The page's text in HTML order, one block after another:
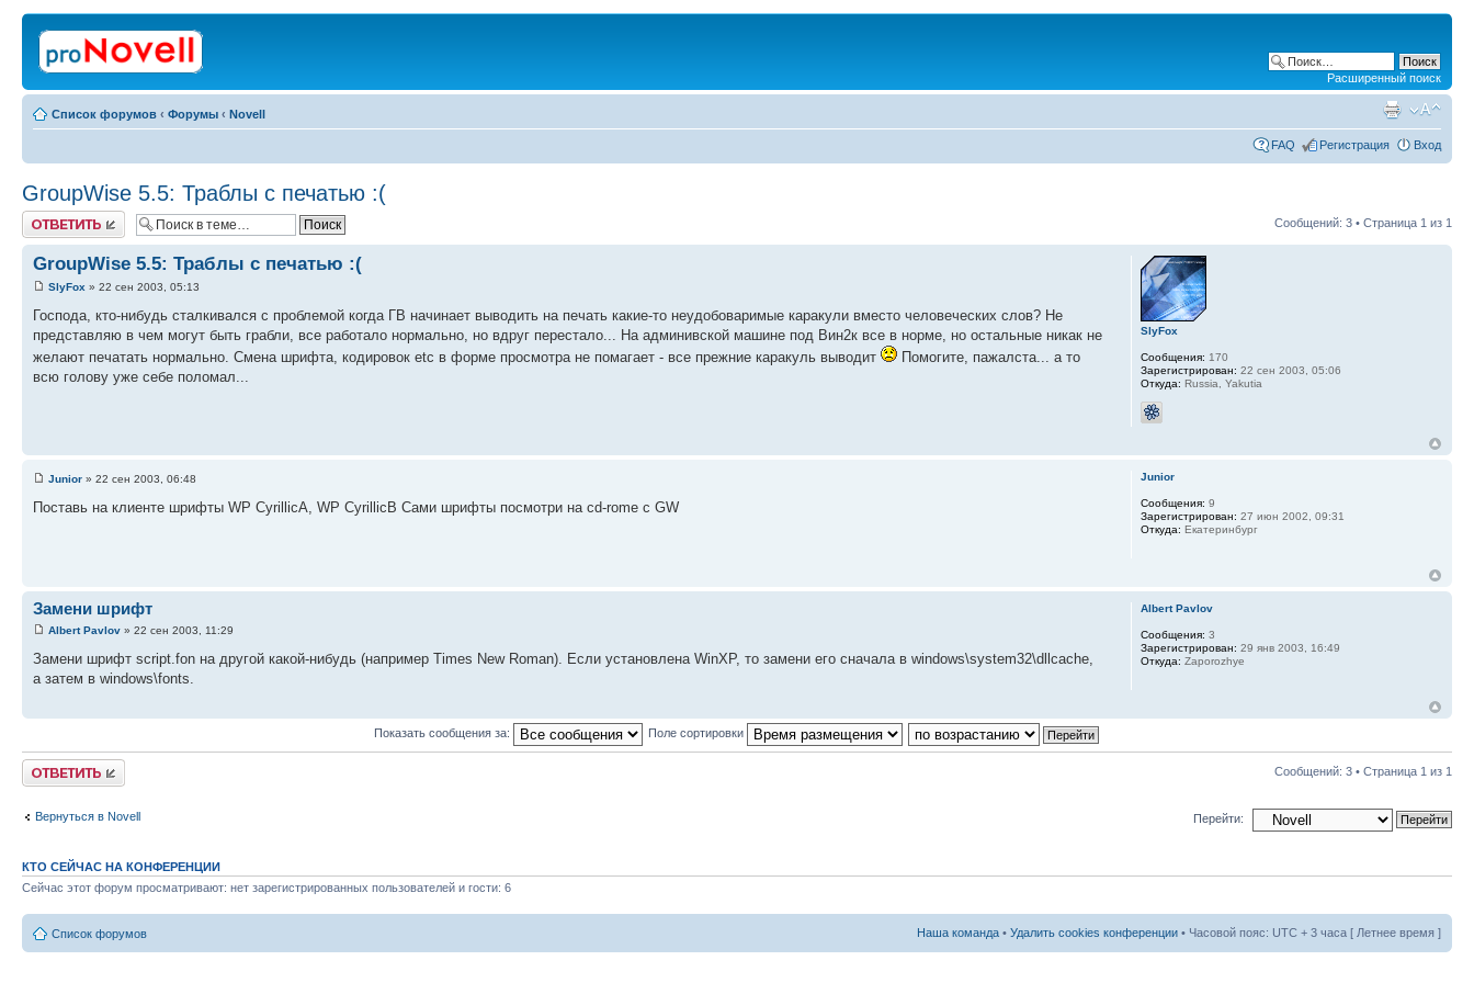
Расширенный поиск
Список форумов ‹ Форумы ‹ Novell
FAQ Регистрация Вход
GroupWise 5.5: Траблы с печатью :(
Ответить Сообщений: 3 • Страница 1 из 1
GroupWise 5.5: Траблы с печатью :(
SlyFox » 22 сен 2003, 05:13
Господа, кто-нибудь сталкивался с проблемой когда ГВ начинает выводить на печать какие-то неудобоваримые каракули вместо человеческих слов? Не
представляю в чем могут быть грабли, все работало нормально, но вдруг перестало... На админивской машине под Вин2к все в норме, но остальные никак не
желают печатать нормально. Смена шрифта, кодировок etc в форме просмотра не помагает - все прежние каракуль выводит
Помогите, пажалста... а то
всю голову уже себе поломал...
SlyFox
Сообщения: 170
Зарегистрирован: 22 сен 2003, 05:06
Откуда: Russia, Yakutia
Junior » 22 сен 2003, 06:48
Поставь на клиенте шрифты WP CyrillicA, WP CyrillicB Сами шрифты посмотри на cd-rome с GW
Junior
Сообщения: 9
Зарегистрирован: 27 июн 2002, 09:31
Откуда: Екатеринбург
Замени шрифт
Albert Pavlov » 22 сен 2003, 11:29
Замени шрифт script.fon на другой какой-нибудь (например Times New Roman). Если установлена WinXP, то замени его сначала в windows\system32\dllcache,
а затем в windows\fonts.
Albert Pavlov
Сообщения: 3
Зарегистрирован: 29 янв 2003, 16:49
Откуда: Zaporozhye
Показать сообщения за: Поле сортировки
Ответить Сообщений: 3 • Страница 1 из 1
Вернуться в Novell Перейти:
КТО СЕЙЧАС НА КОНФЕРЕНЦИИ
Сейчас этот форум просматривают: нет зарегистрированных пользователей и гости: 6
Список форумов Наша команда • Удалить cookies конференции • Часовой пояс: UTC + 3 часа [ Летнее время ]